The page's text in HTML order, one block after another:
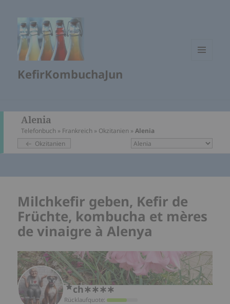
KefirKombuchaJun
Alenia
Telefonbuch » Frankreich » Okzitanien »Alenia
Okzitanien
Milchkefir geben, Kefir de
Früchte, kombucha et mères
de vinaigre à Alenya
ch∗∗∗∗
Rücklaufquote: